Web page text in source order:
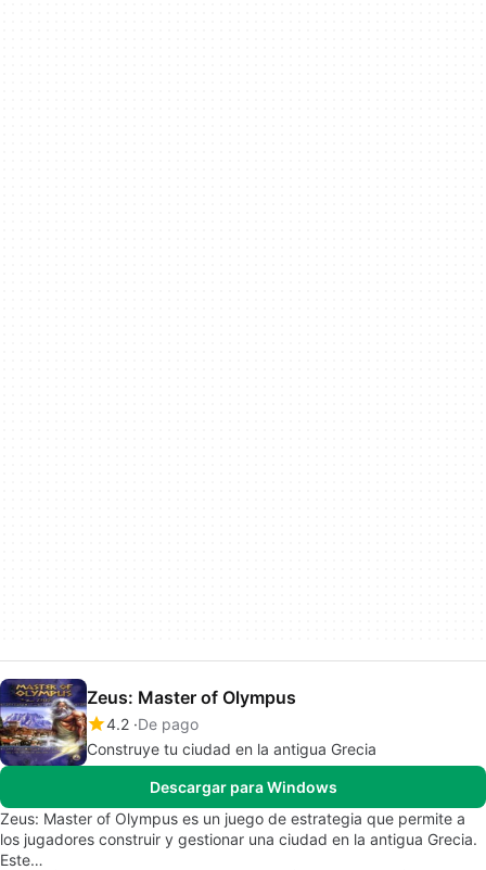
Zeus: Master of Olympus
4.2 De pago
Construye tu ciudad en la antigua Grecia
Descargar para Windows
Zeus: Master of Olympus es un juego de estrategia que permite a
los jugadores construir y gestionar una ciudad en la antigua Grecia.
Este…